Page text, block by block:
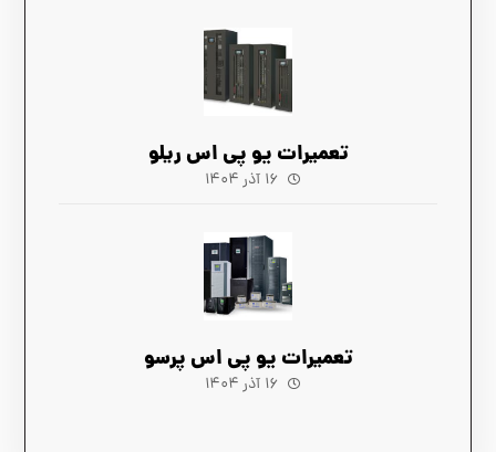
تعمیرات یو پی اس ریلو
۱۶ آذر ۱۴۰۴
تعمیرات یو پی اس پرسو
۱۶ آذر ۱۴۰۴